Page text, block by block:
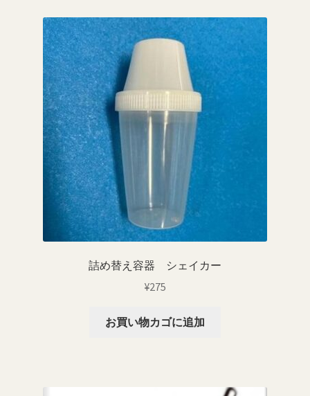
詰め替え容器 シェイカー
¥275
お買い物カゴに追加